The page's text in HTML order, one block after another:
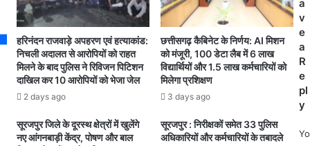
के
स
यो
श्र
ख
ड़ा
क
हरिनंदन राजवाड़े अपहरण एवं हत्याकांड:
निचली अदालत से आरोपियों को राहत
मिलने के बाद पुलिस ने रिविजन पिटिशन
दाखिल कर 10 आरोपियों को भेजा जेल
2 days ago
छत्तीसगढ़ कैबिनेट के निर्णय: AI मिशन
को मंजूरी, 100 डेटा लैब में 6 लाख
विद्यार्थियों और 1.5 लाख कर्मचारियों को
मिलेगा प्रशिक्षण
3 days ago
सूरजपुर जिले के दूरस्थ क्षेत्रों में खुलेंगे
नए आंगनबाड़ी केंद्र, पोषण और बाल
सूरजपुर : निरीक्षकों समेत 33 पुलिस
अधिकारियों और कर्मचारियों के तबादले
a
v
e
a
R
e
pl
y
Yo